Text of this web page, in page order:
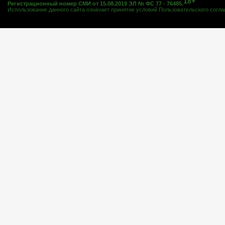
Регистрационный номер СМИ от 15.08.2019 ЭЛ № ФС 77 - 76485.
Использование данного сайта означает принятие условий Пользовательского